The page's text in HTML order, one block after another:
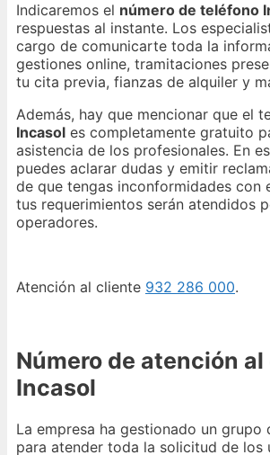
Indicaremos el número de teléfono
respuestas al instante. Los
cargo de comunicarte toda la
gestiones online, tramitaciones
tu cita previa, fianzas de alquiler y
Además, hay que mencionar que el
Incasol es completamente gratuito
asistencia de los profesionales. En
puedes aclarar dudas y emitir
de que tengas inconformidades con
tus requerimientos serán atendidos
operadores.
Atención al cliente 932 286 000.
Número de atención
Incasol
La empresa ha gestionado un grupo
para atender toda la solicitud de los